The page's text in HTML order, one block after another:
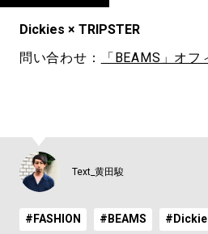
Dickies × TRIPSTER
問い合わせ：
「BEAMS」オ
Text_黄田駿
#FASHION #BEAMS